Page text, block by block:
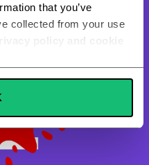
that you’ve
collected from your use
policy and cookie